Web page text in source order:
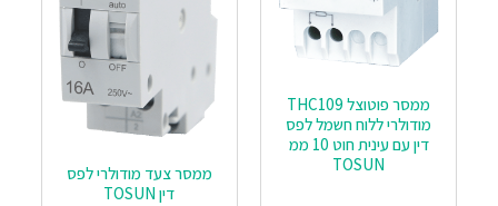
ממסר פוטוצל THC109
מודולרי ללוח חשמל לפס
דין עם עינית חוט 10 ממ
TOSUN
ממסר צעד מודולרי לפס
דין TOSUN